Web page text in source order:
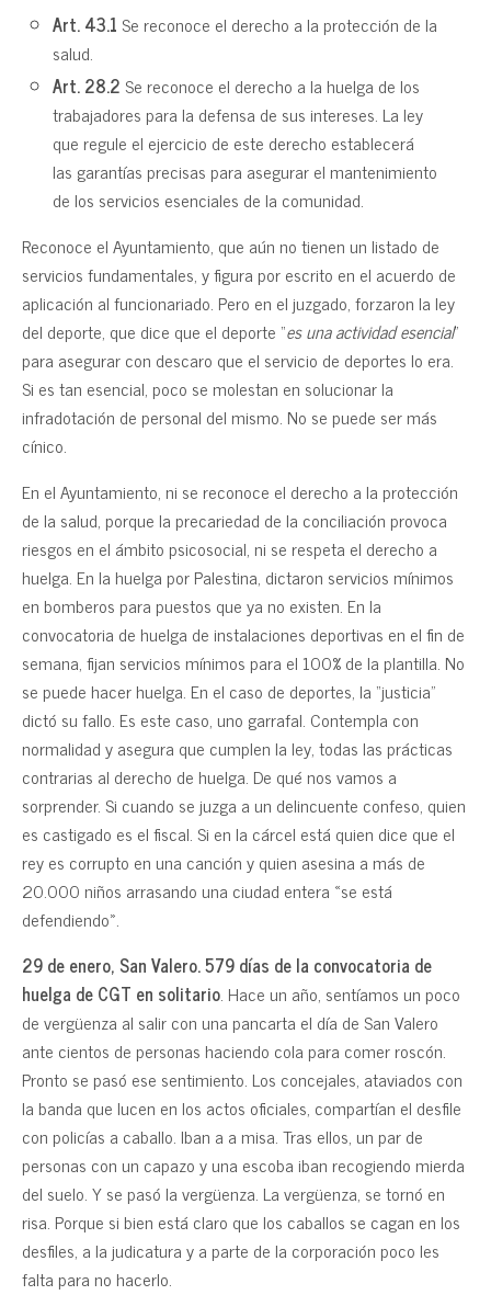
Art. 43.1Se reconoce el derecho a la protección de la
salud.
Art. 28.2Se reconoce el derecho a la huelga de los
trabajadores para la defensa de sus intereses. La ley
que regule el ejercicio de este derecho establecerá
las garantías precisas para asegurar el mantenimiento
de los servicios esenciales de la comunidad.
Reconoce el Ayuntamiento, que aún no tienen un listado de
servicios fundamentales, y figura por escrito en el acuerdo de
aplicación al funcionariado. Pero en el juzgado, forzaron la ley
del deporte, que dice que el deporte “es una actividad esencial”
para asegurar con descaro que el servicio de deportes lo era.
Si es tan esencial, poco se molestan en solucionar la
infradotación de personal del mismo. No se puede ser más
cínico.
En el Ayuntamiento, ni se reconoce el derecho a la protección
de la salud, porque la precariedad de la conciliación provoca
riesgos en el ámbito psicosocial, ni se respeta el derecho a
huelga. En la huelga por Palestina, dictaron servicios mínimos
en bomberos para puestos que ya no existen. En la
convocatoria de huelga de instalaciones deportivas en el fin de
semana, fijan servicios mínimos para el 100% de la plantilla. No
se puede hacer huelga. En el caso de deportes, la “justicia”
dictó su fallo. Es este caso, uno garrafal. Contempla con
normalidad y asegura que cumplen la ley, todas las prácticas
contrarias al derecho de huelga. De qué nos vamos a
sorprender. Si cuando se juzga a un delincuente confeso, quien
es castigado es el fiscal. Si en la cárcel está quien dice que el
rey es corrupto en una canción y quien asesina a más de
20.000 niños arrasando una ciudad entera «se está
defendiendo».
29 de enero, San Valero. 579 días de la convocatoria de
huelga de CGT en solitario. Hace un año, sentíamos un poco
de vergüenza al salir con una pancarta el día de San Valero
ante cientos de personas haciendo cola para comer roscón.
Pronto se pasó ese sentimiento. Los concejales, ataviados con
la banda que lucen en los actos oficiales, compartían el desfile
con policías a caballo. Iban a a misa. Tras ellos, un par de
personas con un capazo y una escoba iban recogiendo mierda
del suelo. Y se pasó la vergüenza. La vergüenza, se tornó en
risa. Porque si bien está claro que los caballos se cagan en los
desfiles, a la judicatura y a parte de la corporación poco les
falta para no hacerlo.